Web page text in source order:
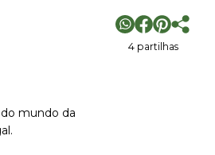
4 partilhas
mundo da